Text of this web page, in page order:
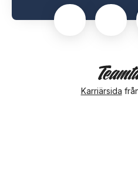
Karriärsida